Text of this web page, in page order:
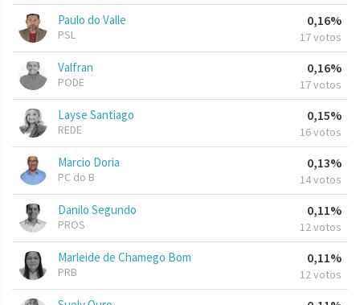
Paulo do Valle
PSL
0,16%
17 votos
Valfran
PODE
0,16%
17 votos
Layse Santiago
REDE
0,15%
16 votos
Marcio Doria
PC do B
0,13%
14 votos
Danilo Segundo
PROS
0,11%
12 votos
Marleide de Chamego Bom
PRB
0,11%
12 votos